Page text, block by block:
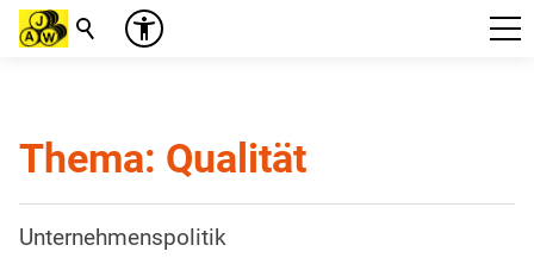
Suche
Thema: Qualität
Unternehmenspolitik